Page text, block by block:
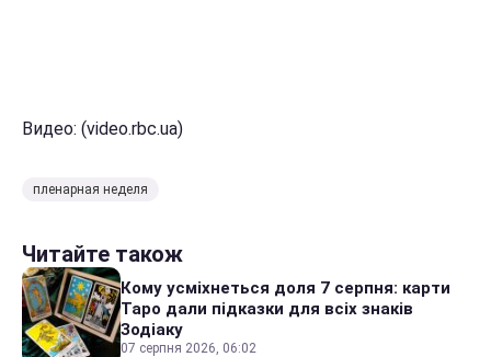
Видео: (video.rbc.ua)
пленарная неделя
Читайте також
Кому усміхнеться доля 7 серпня: карти
Таро дали підказки для всіх знаків
Зодіаку
07 серпня 2026, 06:02